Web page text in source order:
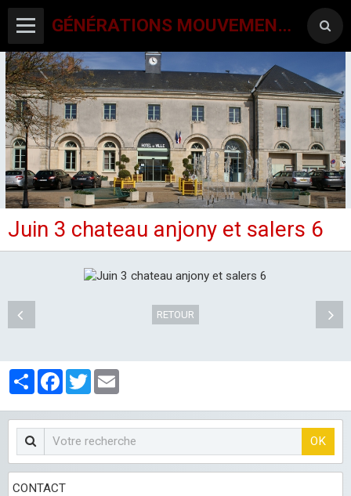
GÉNÉRATIONS MOUVEMENT INTERCLUBS CHAMPAGNE CONLINOISE
ACCUEIL
CANTON-ACTIVITES
AGENDA PAR ACTIVITE
LES CLUBS
Juin 3 chateau anjony et salers 6
RETOUR
PartagerFacebook
Twitter
OK
CONTACT